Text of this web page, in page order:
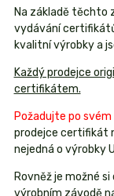
Na základě těchto
vydávání
kvalitní výrobky a
Každý prodejce
certifikátem.
Požadujte po
prodejce certifikát
nejedná o výrobky
Rovněž je možné
výrobním závodě